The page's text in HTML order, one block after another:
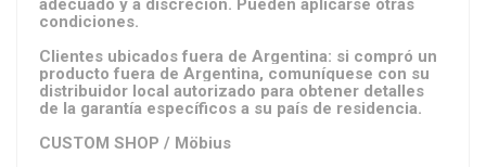
adecuado y a discreción. Pueden aplicarse otras
condiciones.
Clientes ubicados fuera de Argentina: si compró un
producto fuera de Argentina, comuníquese con su
distribuidor local autorizado para obtener detalles
de la garantía específicos a su país de residencia.
CUSTOM SHOP / Möbius